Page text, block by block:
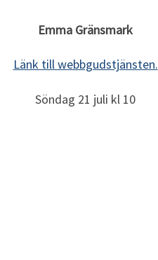
Emma Gränsmark
Länk till webbgudstjänsten.
Söndag 21 juli kl 10